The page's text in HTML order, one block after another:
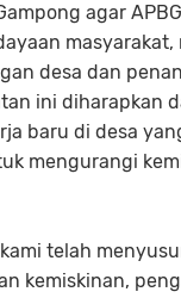
agar
masyarakat,
desa dan
ini diharapkan
baru di desa
mengurangi
telah
kemiskinan,